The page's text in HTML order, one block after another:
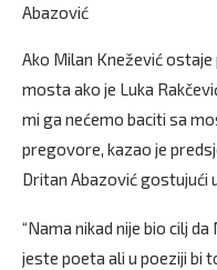
Abazović
Ako Milan Knežević
mosta ako je Luka
mi ga nećemo baciti sa
pregovore, kazao je
Dritan Abazović gostujući
“Nama nikad nije bio cilj
jeste poeta ali u poeziji bi